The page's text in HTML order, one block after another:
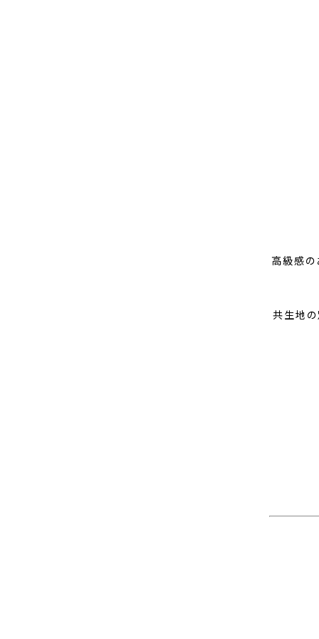
高級感の
共生地の